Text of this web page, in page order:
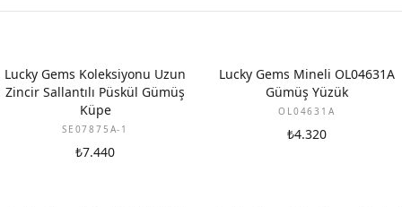
Lucky Gems Koleksiyonu Uzun
Zincir Sallantılı Püskül Gümüş
Küpe
SE07875A-1
₺7.440
Lucky Gems Mineli OL04631A
Gümüş Yüzük
OL04631A
₺4.320